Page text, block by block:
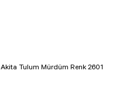
Akita Tulum Mürdüm Renk 2601